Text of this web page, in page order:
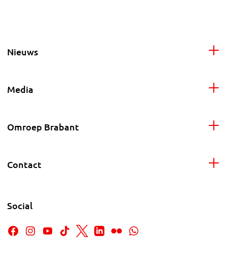
Nieuws
Media
Omroep Brabant
Contact
Social